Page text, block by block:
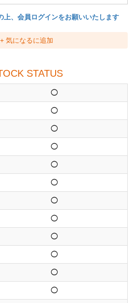
上、会員ログインをお願いいたします
+ 気になるに追加
STATUS
◯
◯
◯
◯
◯
◯
◯
◯
◯
◯
◯
◯